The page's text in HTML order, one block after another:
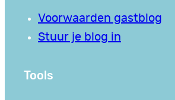
Voorwaarden gastblog
Stuur je blog in
Tools